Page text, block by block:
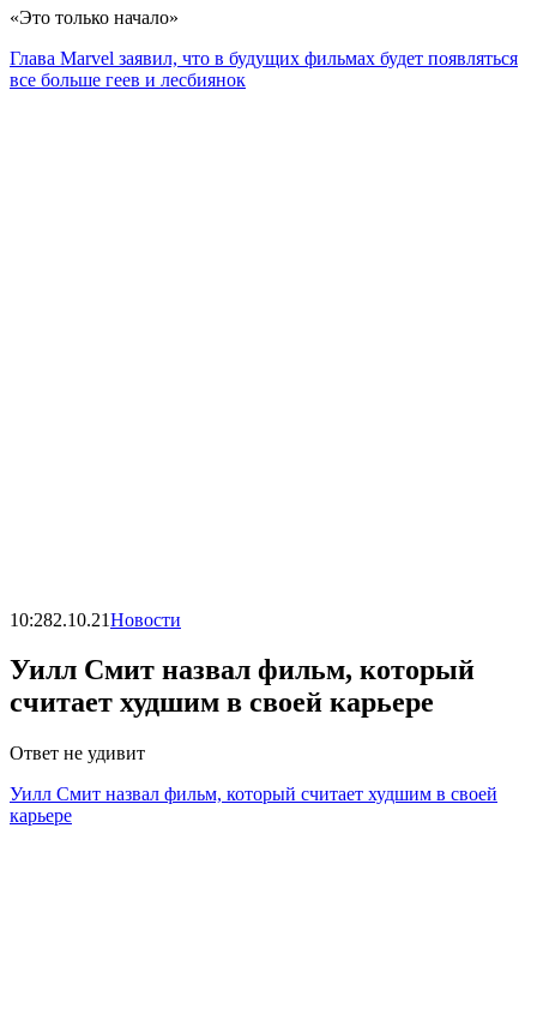
«Это только начало»
Глава Marvel заявил, что в будущих фильмах будет появляться
все больше геев и лесбиянок
10:282.10.21Новости
Уилл Смит назвал фильм, который
считает худшим в своей карьере
Ответ не удивит
Уилл Смит назвал фильм, который считает худшим в своей
карьере